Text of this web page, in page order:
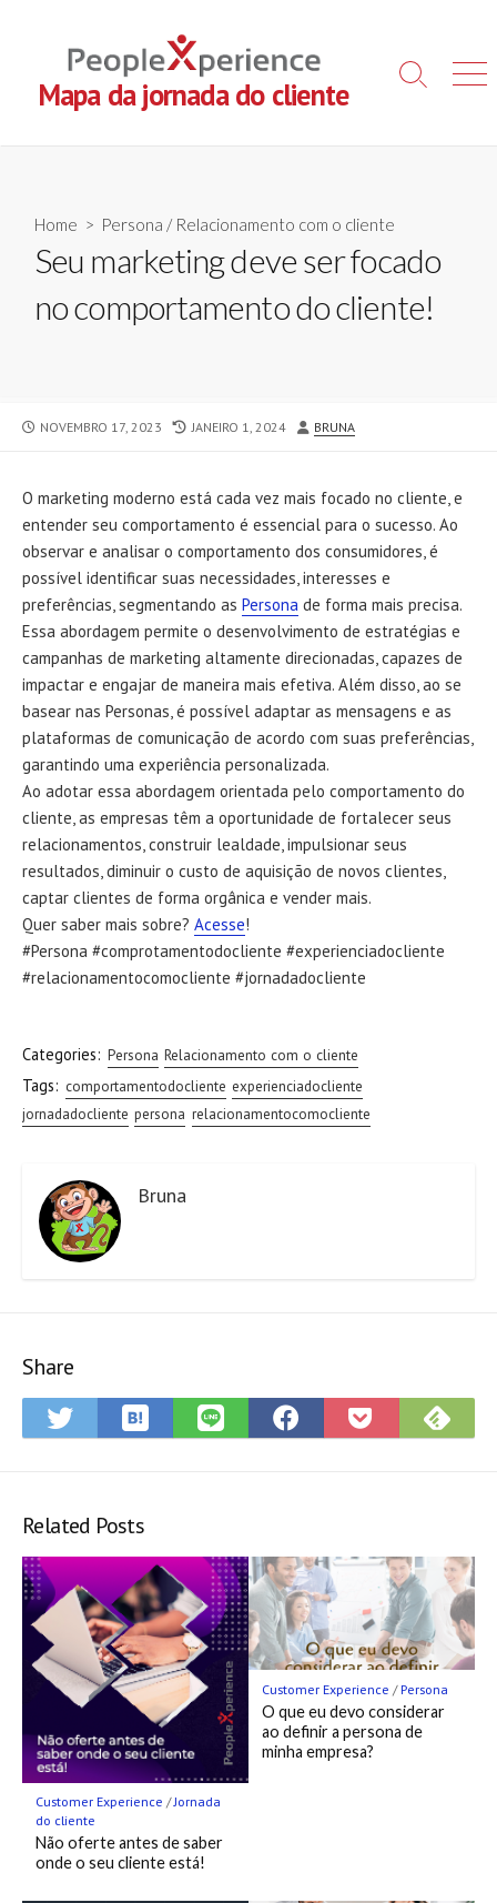
content
Mapa da jornada do cliente
Search
Home > Persona / Relacionamento com o cliente
Seu marketing deve ser focado
no comportamento do cliente!
PUBLISHED
NOVEMBRO 17, 2023
LAST
JANEIRO 1, 2024 AUTHOR
BRUNA
O marketing moderno está cada vez mais focado no cliente, e
entender seu comportamento é essencial para o sucesso. Ao
observar e analisar o comportamento dos consumidores, é
possível identificar suas necessidades, interesses e
preferências, segmentando as Persona de forma mais precisa.
Essa abordagem permite o desenvolvimento de estratégias e
campanhas de marketing altamente direcionadas, capazes de
impactar e engajar de maneira mais efetiva. Além disso, ao se
basear nas Personas, é possível adaptar as mensagens e as
plataformas de comunicação de acordo com suas preferências,
garantindo uma experiência personalizada.
Ao adotar essa abordagem orientada pelo comportamento do
cliente, as empresas têm a oportunidade de fortalecer seus
relacionamentos, construir lealdade, impulsionar seus
resultados, diminuir o custo de aquisição de novos clientes,
captar clientes de forma orgânica e vender mais.
Quer saber mais sobre? Acesse!
#Persona #comprotamentodocliente #experienciadocliente
#relacionamentocomocliente #jornadadocliente
Categories: Persona Relacionamento com o cliente
Tags: comportamentodocliente experienciadocliente
jornadadocliente persona relacionamentocomocliente
Bruna
Share
Share
on
Save
to
Share
on
Share
on
Save
to
on
Related Posts
Customer Experience /Jornada
do cliente
Não oferte antes de saber
onde o seu cliente está!
Customer Experience / Persona
O que eu devo considerar
ao definir a persona de
minha empresa?